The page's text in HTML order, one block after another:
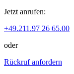
Jetzt anrufen:
+49.211.97 26 65.00
oder
Rückruf anfordern